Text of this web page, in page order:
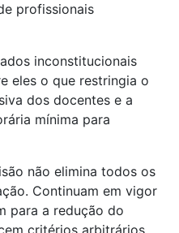
profissionais
inconstitucionais
eles o que restringia o
dos docentes e a
mínima para
não elimina todos os
Continuam em vigor
para a redução do
critérios arbitrários